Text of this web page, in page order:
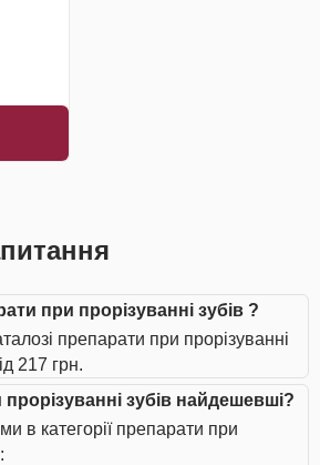
при прорізуванні зубів ?
препарати при прорізуванні
217 грн.
зубів найдешевші?
в категорії препарати при